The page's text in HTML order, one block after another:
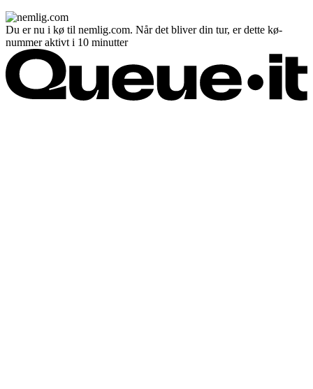
Du er nu i kø til nemlig.com. Når det bliver din tur, er dette kø-
nummer aktivt i 10 minutter